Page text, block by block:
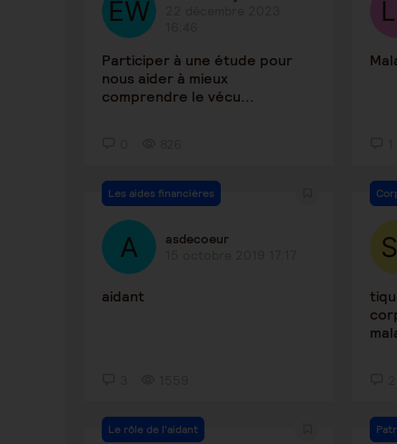
Participer à une étude pour
nous aider à mieux
comprendre le vécu...
Les aides financières
asdecoeur
aidant
Le rôle de l'aidant